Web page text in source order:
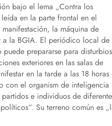
bajo el lema „Contra los
en la parte frontal en el
la máquina de
a la BGIA. El periódico local de
prepararse para
exteriores en las salas de
en la tarde a las 18 horas
el organism de inteligencia
e individuos de
Su terreno común es